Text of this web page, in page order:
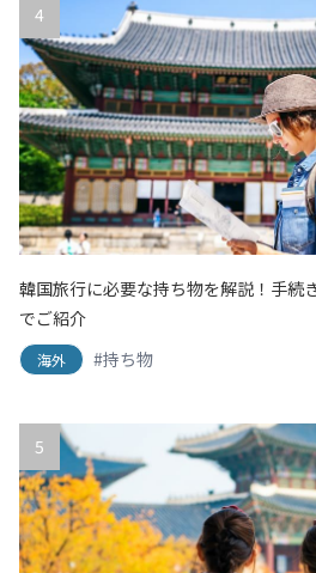
4
韓国旅行に必要な持ち物を解説！手続
でご紹介
海外 #持ち物
5